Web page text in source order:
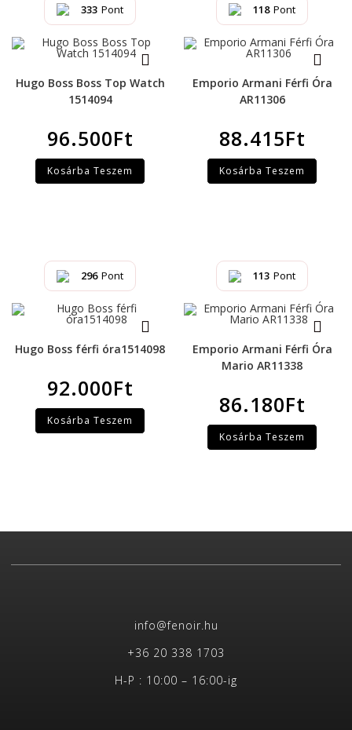
333 Pont
Hugo Boss Boss Top Watch
1514094
96.500Ft
Kosárba Teszem
118 Pont
Emporio Armani Férfi Óra
AR11306
88.415Ft
Kosárba Teszem
296 Pont
Hugo Boss férfi óra1514098
92.000Ft
Kosárba Teszem
113 Pont
Emporio Armani Férfi Óra
Mario AR11338
86.180Ft
Kosárba Teszem
info@fenoir.hu
+36 20 338 1703
H-P : 10:00 – 16:00-ig